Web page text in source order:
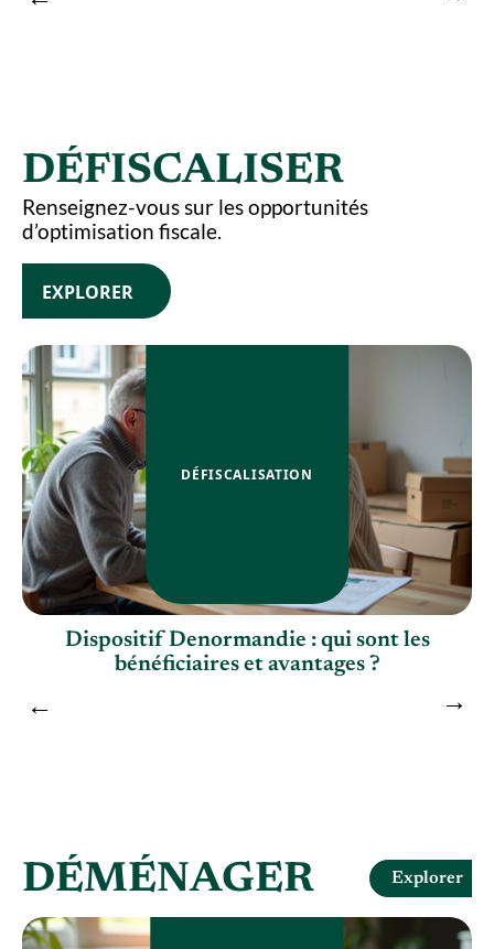
DÉFISCALISATION
Dispositif Denormandie : qui sont les
bénéficiaires et avantages ?
DÉFISCALISER
Renseignez-vous sur les opportunités
d’optimisation fiscale.
EXPLORER
DÉMÉNAGER Explorer